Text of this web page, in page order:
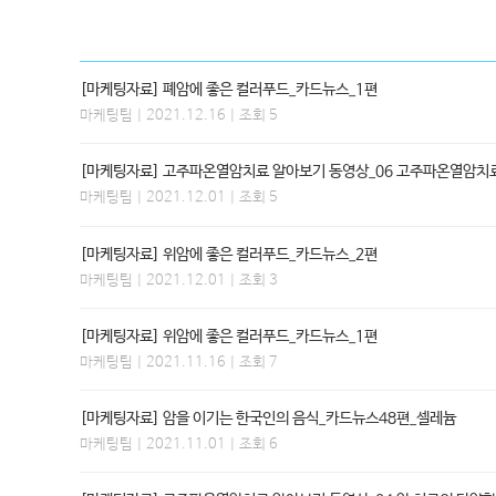
[마케팅자료] 폐암에 좋은 컬러푸드_카드뉴스_1편
마케팅팀 | 2021.12.16 | 조회 5
[마케팅자료] 고주파온열암치료 알아보기 동영상_06 고주파온열암치
마케팅팀 | 2021.12.01 | 조회 5
[마케팅자료] 위암에 좋은 컬러푸드_카드뉴스_2편
마케팅팀 | 2021.12.01 | 조회 3
[마케팅자료] 위암에 좋은 컬러푸드_카드뉴스_1편
마케팅팀 | 2021.11.16 | 조회 7
[마케팅자료] 암을 이기는 한국인의 음식_카드뉴스48편_셀레늄
마케팅팀 | 2021.11.01 | 조회 6